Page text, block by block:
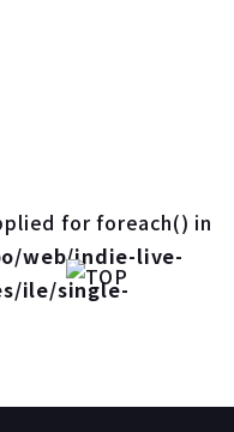
for foreach() in
web/indie-live-
ile/single-